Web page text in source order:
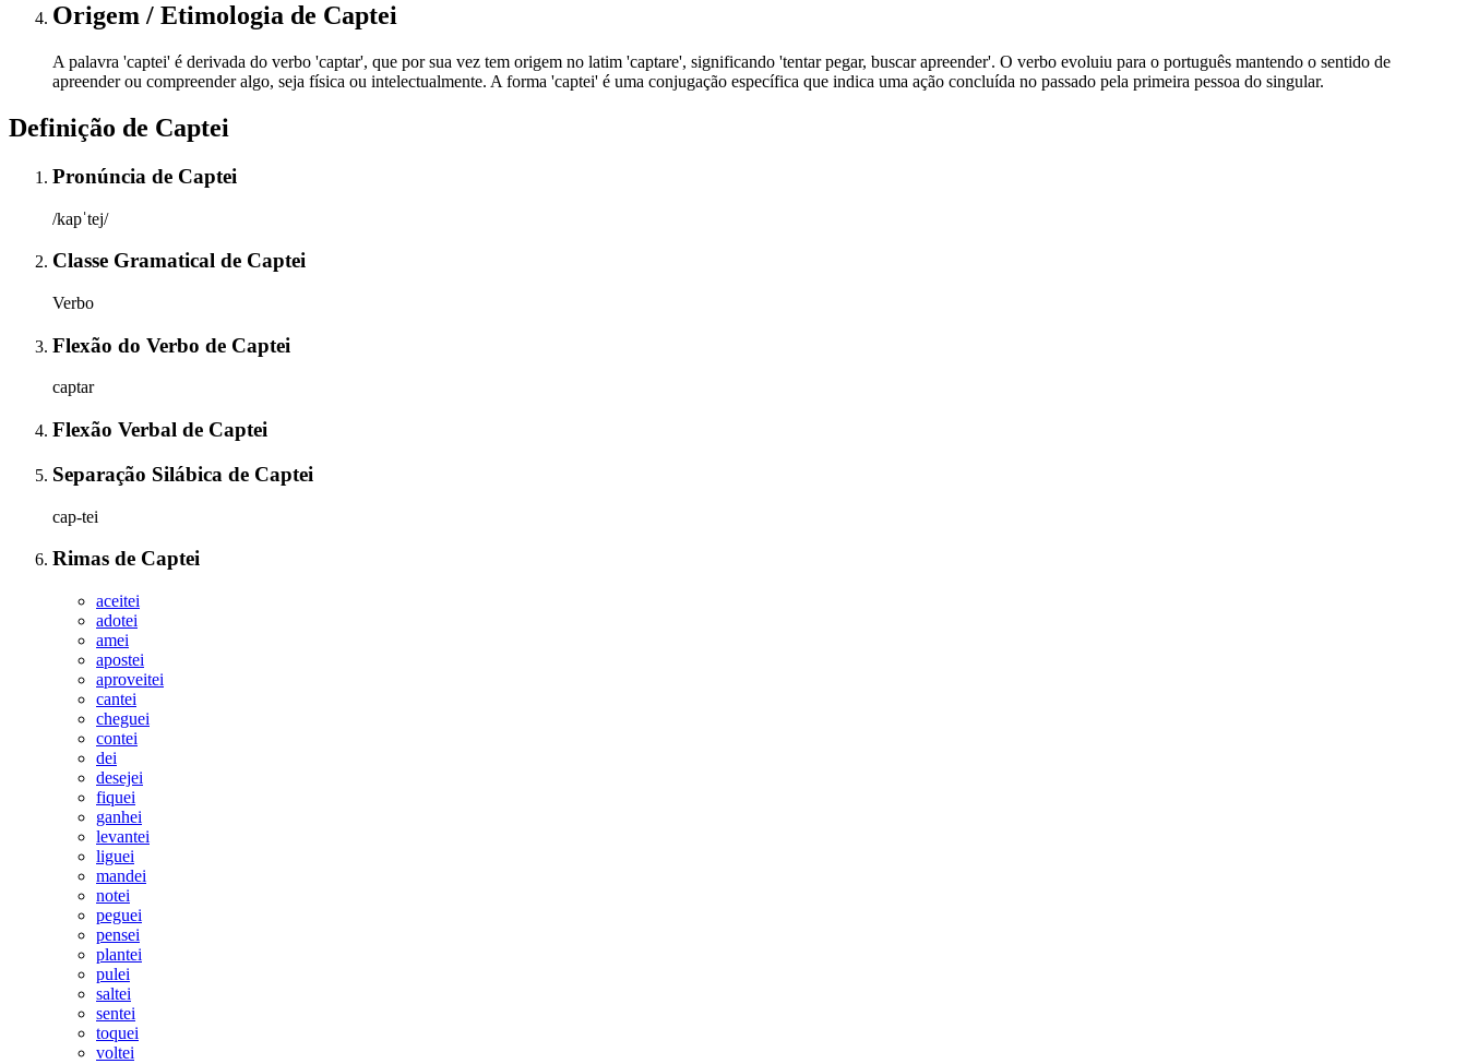
Origem / Etimologia de Captei
A palavra 'captei' é derivada do verbo 'captar', que por sua vez tem origem no latim 'captare', significando 'tentar pegar, buscar apreender'. O verbo evoluiu para o português mantendo o sentido de
apreender ou compreender algo, seja física ou intelectualmente. A forma 'captei' é uma conjugação específica que indica uma ação concluída no passado pela primeira pessoa do singular.
Definição de Captei
Pronúncia de Captei
/kapˈtej/
Classe Gramatical de Captei
Verbo
Flexão do Verbo de Captei
captar
Flexão Verbal de Captei
Separação Silábica de Captei
cap-tei
Rimas de Captei
aceitei
adotei
amei
apostei
aproveitei
cantei
cheguei
contei
dei
desejei
fiquei
ganhei
levantei
liguei
mandei
notei
peguei
pensei
plantei
pulei
saltei
sentei
toquei
voltei